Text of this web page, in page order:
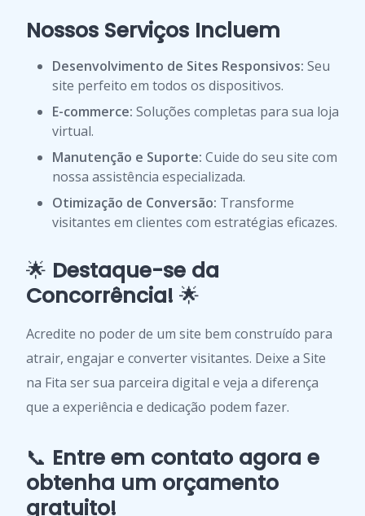
Nossos Serviços Incluem
Desenvolvimento de Sites Responsivos: Seu
site perfeito em todos os dispositivos.
E-commerce: Soluções completas para sua loja
virtual.
Manutenção e Suporte: Cuide do seu site com
nossa assistência especializada.
Otimização de Conversão: Transforme
visitantes em clientes com estratégias eficazes.
🌟 Destaque-se da
Concorrência! 🌟
Acredite no poder de um site bem construído para
atrair, engajar e converter visitantes. Deixe a Site
na Fita ser sua parceira digital e veja a diferença
que a experiência e dedicação podem fazer.
📞 Entre em contato agora e
obtenha um orçamento
gratuito!